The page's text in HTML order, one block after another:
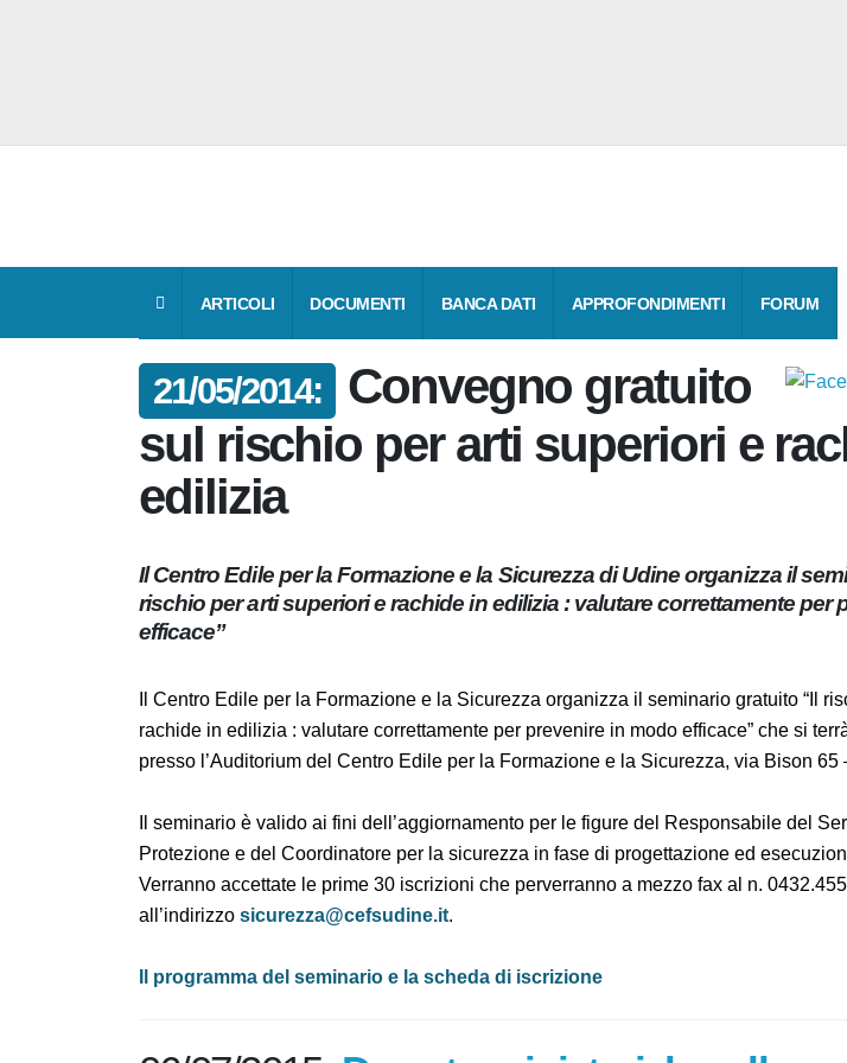
ARTICOLI DOCUMENTI BANCA DATI APPROFONDIMENTI
21/05/2014:
Convegno
gratuito sul rischio per arti
rachide in edilizia
Il Centro Edile per la Formazione e la Sicurezza di Udine organizza il
rischio per arti superiori e rachide in edilizia : valutare
modo efficace”
Il Centro Edile per la Formazione e la Sicurezza organizza il seminario gratuito
superiori e rachide in edilizia : valutare correttamente per prevenire in modo
Giovedì 29 maggio 2014 presso l’Auditorium del Centro Edile per la Formazione
Il seminario è valido ai fini dell’aggiornamento per le figure del Responsabile del
e Protezione e del Coordinatore per la sicurezza in fase di progettazione ed
Verranno accettate le prime 30 iscrizioni che perverranno a mezzo fax al n.